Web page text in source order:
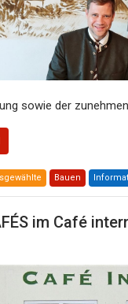
sowie der
Bauen
im Café